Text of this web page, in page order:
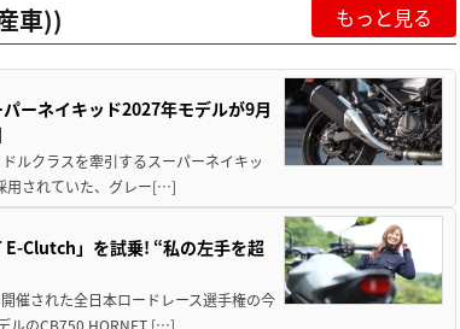
車)) もっと見る
ーネイキッド2027年モデルが9月
ルクラスを牽引するスーパーネイキッ
用されていた、グレー[…]
E-Clutch」を試乗! “私の左手を超
催された全日本ロードレース選手権の今
ルのCB750 HORNET […]